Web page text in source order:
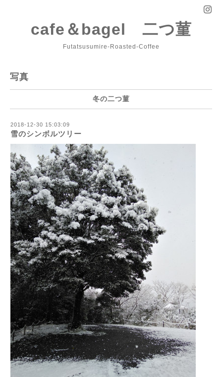
cafe＆bagel 二つ菫
Futatsusumire-Roasted-Coffee
写真
冬の二つ菫
2018-12-30 15:03:09
雪のシンボルツリー